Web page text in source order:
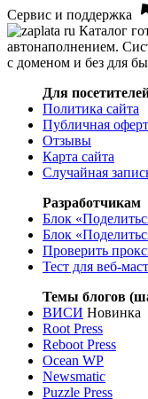
Сервис и поддержка
Каталог
автонаполнением.
с доменом и без для
Для
Политика сайта
Публичная
Отзывы
Карта сайта
Случайная
Разработчикам
Блок
Блок
Проверить
Тест для веб-
Темы блогов
ВИСИ Новинка
Root Press
Reboot Press
Ocean WP
Newsmatic
Puzzle Press